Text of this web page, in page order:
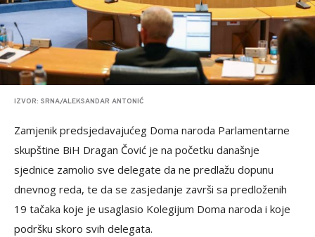
IZVOR: SRNA/ALEKSANDAR ANTONIĆ
Zamjenik predsjedavajućeg Doma naroda Parlamentarne
skupštine BiH Dragan Čović je na početku današnje
sjednice zamolio sve delegate da ne predlažu dopunu
dnevnog reda, te da se zasjedanje završi sa predloženih
19 tačaka koje je usaglasio Kolegijum Doma naroda i koje
podršku skoro svih delegata.